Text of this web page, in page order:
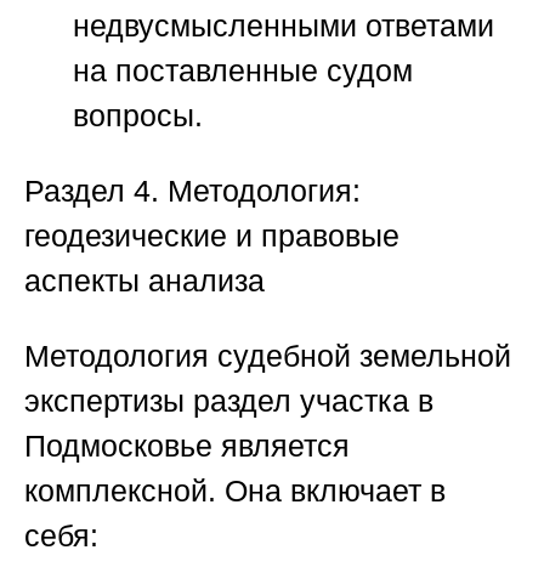
недвусмысленными ответами
на поставленные судом
вопросы.
Раздел 4. Методология:
геодезические и правовые
аспекты анализа
Методология судебной земельной
экспертизы раздел участка в
Подмосковье является
комплексной. Она включает в
себя: